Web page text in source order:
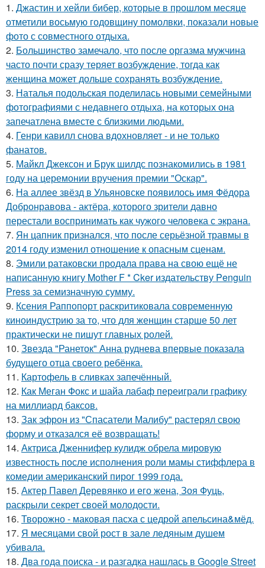
1. Джастин и хейли бибер, которые в прошлом месяце
отметили восьмую годовщину помолвки, показали новые
фото с совместного отдыха.
2. Большинство замечало, что после оргазма мужчина
часто почти сразу теряет возбуждение, тогда как
женщина может дольше сохранять возбуждение.
3. Наталья подольская поделилась новыми семейными
фотографиями с недавнего отдыха, на которых она
запечатлена вместе с близкими людьми.
4. Генри кавилл снова вдохновляет - и не только
фанатов.
5. Майкл Джексон и Брук шилдс познакомились в 1981
году на церемонии вручения премии "Оскар".
6. На аллее звёзд в Ульяновске появилось имя Фёдора
Добронравова - актёра, которого зрители давно
перестали воспринимать как чужого человека с экрана.
7. Ян цапник признался, что после серьёзной травмы в
2014 году изменил отношение к опасным сценам.
8. Эмили ратаковски продала права на свою ещё не
написанную книгу Mother F * Cker издательству Penguin
Press за семизначную сумму.
9. Ксения Раппопорт раскритиковала современную
киноиндустрию за то, что для женщин старше 50 лет
практически не пишут главных ролей.
10. Звезда "Ранеток" Анна руднева впервые показала
будущего отца своего ребёнка.
11. Картофель в сливках запечённый.
12. Как Меган Фокс и шайа лабаф переиграли графику
на миллиард баксов.
13. Зак эфрон из "Спасатели Малибу" растерял свою
форму и отказался её возвращать!
14. Актриса Дженнифер кулидж обрела мировую
известность после исполнения роли мамы стиффлера в
комедии американский пирог 1999 года.
15. Актер Павел Деревянко и его жена, Зоя Фуць,
раскрыли секрет своей молодости.
16. Творожно - маковая пасха с цедрой апельсина&мёд.
17. Я месяцами свой рост в зале ледяным душем
убивала.
18. Два года поиска - и разгадка нашлась в Google Street